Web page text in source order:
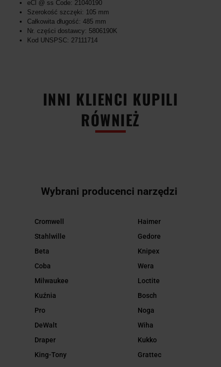
eCl @ ss Code: 21040190
Szerokość szczęki: 105 mm
Całkowita długość: 485 mm
Nr. części dostawcy: 5806190K
Kod UNSPSC: 27111714
INNI KLIENCI KUPILI
RÓWNIEŻ
Wybrani producenci narzędzi
Cromwell
Stahlwille
Beta
Coba
Milwaukee
Kuźnia
Pro
DeWalt
Draper
King-Tony
Haimer
Gedore
Knipex
Wera
Loctite
Bosch
Noga
Wiha
Kukko
Grattec